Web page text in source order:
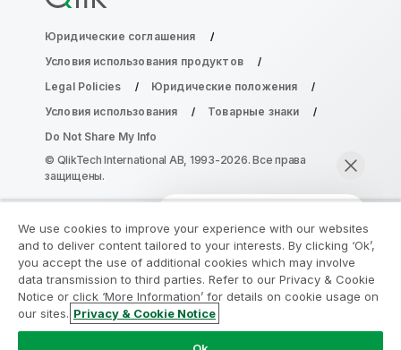
Юридические соглашения
Условия использования продуктов
Legal Policies
Юридические положения
Условия использования
Товарные знаки
Do Not Share My Info
© QlikTech International AB, 1993-2026. Все права
защищены.
Присоединяйтесь к программе
модернизации аналитики
Модернизируйте ваши важные приложения QlikView
без ущерба с помощью программы модернизации
Щелкните здесьдля получения
We use cookies to improve your experience with our websites
and to deliver content tailored to your interests. By clicking ‘Ok’,
you accept the use of additional cookies which may involve
data transmission to third parties. Refer to our Privacy & Cookie
Notice or click ‘More Information’ for details on cookie usage on
our sites. Privacy & Cookie Notice